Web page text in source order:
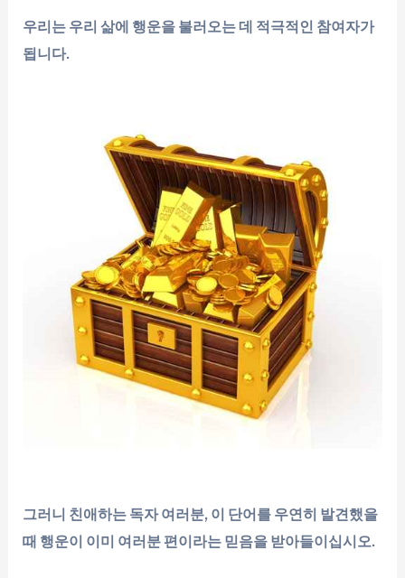
우리는 우리 삶에 행운을 불러오는 데 적극적인 참여자가
됩니다.
그러니 친애하는 독자 여러분, 이 단어를 우연히 발견했을
때 행운이 이미 여러분 편이라는 믿음을 받아들이십시오.